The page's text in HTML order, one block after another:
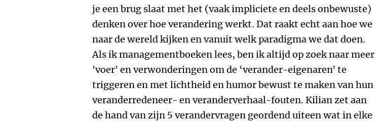
je een brug slaat met het (vaak impliciete en deels onbewuste)
denken over hoe verandering werkt. Dat raakt echt aan hoe we
naar de wereld kijken en vanuit welk paradigma we dat doen.
Als ik managementboeken lees, ben ik altijd op zoek naar meer
'voer' en verwonderingen om de ‘verander-eigenaren' te
triggeren en met lichtheid en humor bewust te maken van hun
veranderredeneer- en veranderverhaal-fouten. Kilian zet aan
de hand van zijn 5 verandervragen geordend uiteen wat in elke